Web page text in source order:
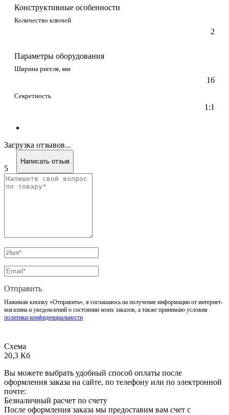
Конструктивные особенности
Количество ключей
2
Параметры оборудования
Ширина ригеля, мм
16
Секретность
1:1
Загрузка отзывов...
5
Написать отзыв
Отправить
Нажимая кнопку «Отправить», я соглашаюсь на получение информации от интернет-
магазина и уведомлений о состоянии моих заказов, а также принимаю условия
политики конфиденциальности
Схема
20,3 Кб
Вы можете выбрать удобный способ оплаты после
оформления заказа на сайте, по телефону или по электронной
почте:
Безналичный расчет по счету
После оформления заказа мы предоставим вам счет с